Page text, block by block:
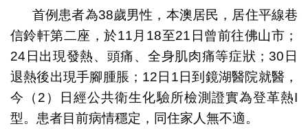
首例患者為38歲男性，本澳居民，居住平線巷
信鈴軒第二座，於11月18至21日曾前往佛山市；
24日出現發熱、頭痛、全身肌肉痛等症狀；30日
退熱後出現手腳腫脹；12日1日到鏡湖醫院就醫，
今（2）日經公共衛生化驗所檢測證實為登革熱I
型。患者目前病情穩定，同住家人無不適。